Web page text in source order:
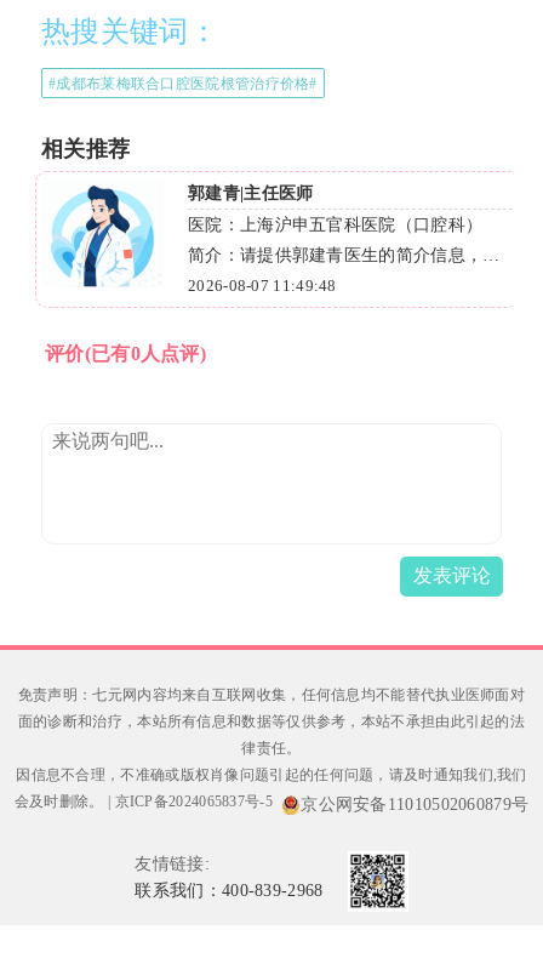
热搜关键词：
#成都布莱梅联合口腔医院根管治疗价格#
相关推荐
科医院（口腔科）
医生的简介信息，我
左右的描述。
医院：昆山牙博士口腔
简介：昆山牙博士口腔
评价(已有0人点评)
发表评论
免责声明：七元网内容均来自互联网收集，任何信息均不能替代执业医师面对
面的诊断和治疗，本站所有信息和数据等仅供参考，本站不承担由此引起的法
律责任。
因信息不合理，不准确或版权肖像问题引起的任何问题，请及时通知我们,我们
会及时删除。 | 京ICP备2024065837号-5 京公网安备11010502060879号
友情链接:
联系我们：400-839-2968